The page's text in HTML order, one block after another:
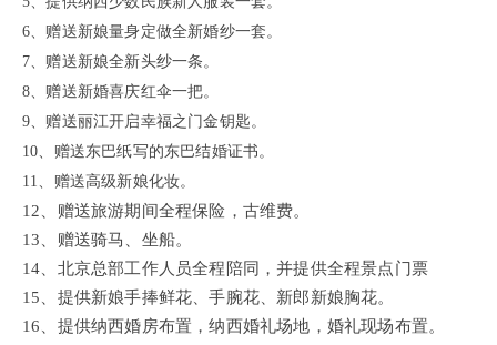
6、赠送新娘量身定做全新婚纱一套。
7、赠送新娘全新头纱一条。
8、赠送新婚喜庆红伞一把。
9、赠送丽江开启幸福之门金钥匙。
10、赠送东巴纸写的东巴结婚证书。
11、赠送高级新娘化妆。
12、赠送旅游期间全程保险，古维费。
13、赠送骑马、坐船。
14、北京总部工作人员全程陪同，并提供全程景点门票
15、提供新娘手捧鲜花、手腕花、新郎新娘胸花。
16、提供纳西婚房布置，纳西婚礼场地，婚礼现场布置。